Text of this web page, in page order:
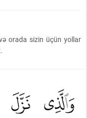
orada sizin üçün yollar